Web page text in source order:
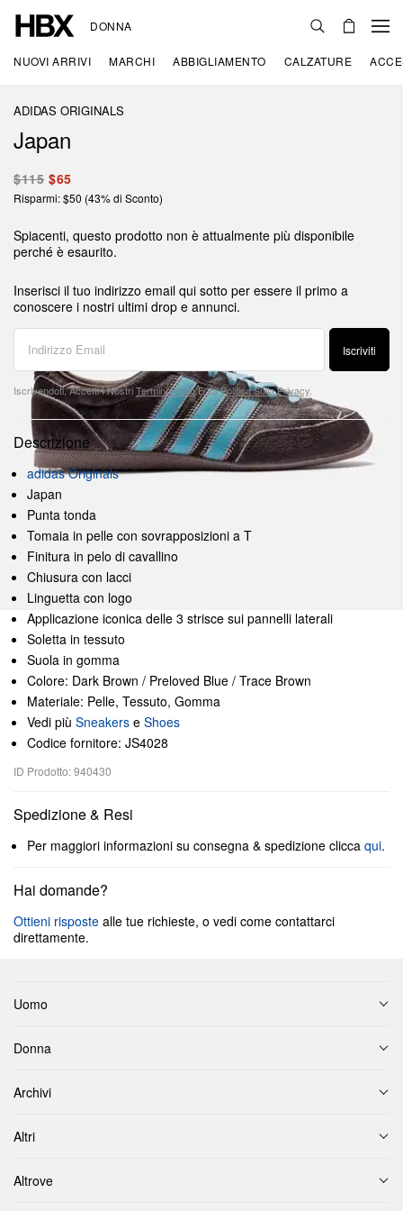
DONNA
NUOVI ARRIVI MARCHI ABBIGLIAMENTO CALZATURE
ADIDAS ORIGINALS
Japan
$115 $65
Risparmi: $50 (43% di Sconto)
Spiacenti, questo prodotto non è attualmente più disponibile
perché è esaurito.
Inserisci il tuo indirizzo email qui sotto per essere il primo a
conoscere i nostri ultimi drop e annunci.
Iscriviti
Iscrivendoti, Accetti I NostriTermini D'usoE LaPolitica Sulla Privacy
Descrizione
adidas Originals
Japan
Punta tonda
Tomaia in pelle con sovrapposizioni a T
Finitura in pelo di cavallino
Chiusura con lacci
Linguetta con logo
Applicazione iconica delle 3 strisce sui pannelli laterali
Soletta in tessuto
Suola in gomma
Colore: Dark Brown / Preloved Blue / Trace Brown
Materiale: Pelle, Tessuto, Gomma
Vedi più Sneakers e Shoes
Codice fornitore: JS4028
ID Prodotto: 940430
Spedizione & Resi
Per maggiori informazioni su consegna & spedizione clicca qui.
Hai domande?
Ottieni risposte alle tue richieste, o vedi come contattarci
direttamente.
Uomo
Donna
Archivi
Altri
Altrove